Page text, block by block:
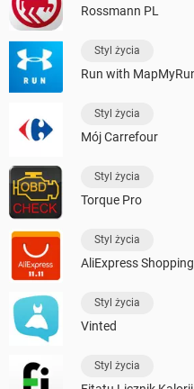
Rossmann PL
Styl życia
Run with
Styl życia
Mój Carrefour
Styl życia
Torque Pro
Styl życia
AliExpress Shopping
Styl życia
Vinted
Styl życia